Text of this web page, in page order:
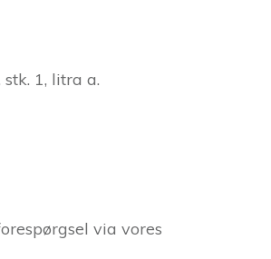
1, litra a.
via vores